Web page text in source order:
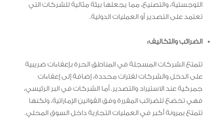
اللوجستية، والتصنيع، مما يجعلها بيئة مثالية للشركات التي
تعتمد على التصدير أو العمليات الدولية.
الضرائب والتكاليف:
تتمتع الشركات المسجلة في المناطق الحرة بإعفاءات ضريبية
على الدخل والشركات لفترات محددة، إضافة إلى إعفاءات
جمركية عند الاستيراد والتصدير. أما الشركات في البر الرئيسي،
فهي تخضع للضرائب المقررة وفق القوانين الإماراتية، ولكنها
تتمتع بمرونة أكبر في العمليات التجارية داخل السوق المحلي.